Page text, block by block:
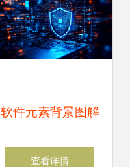
软件元素背景图解
析 从编号
查看详情